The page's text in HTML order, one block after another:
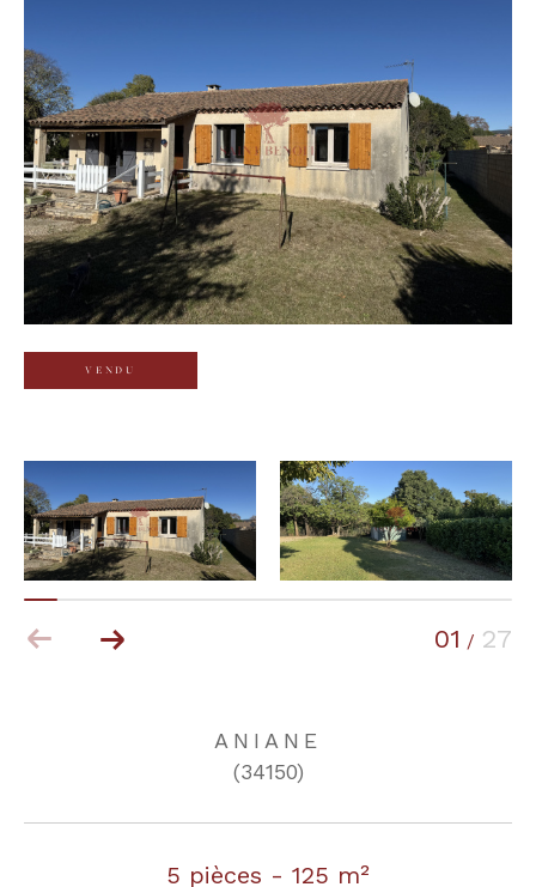
VENDU
01 / 27
ANIANE
(34150)
5 pièces - 125 m²
Ville
Budget
Budget
Surface
Surface
Pièces
Référence
AFFINER LES CRITÈRES
TERRASSE PARKING PISCINE